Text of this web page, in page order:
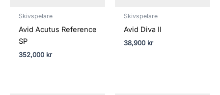
Skivspelare
Avid Acutus Reference
SP
352,000 kr
Skivspelare
Avid Diva II
38,900 kr